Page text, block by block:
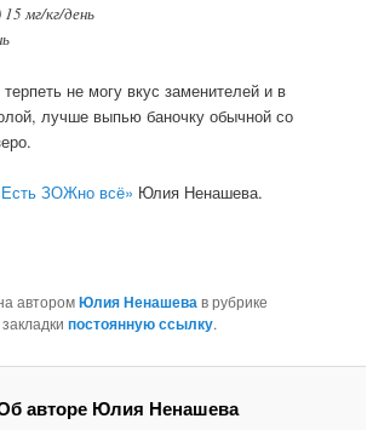
мг/кг/день
не могу вкус заменителей и в
лучше выпью баночку обычной со
ЗОЖно всё» Юлия Ненашева.
авторомЮлия Ненашевав рубрике
закладкипостоянную ссылку.
авторе Юлия Ненашева